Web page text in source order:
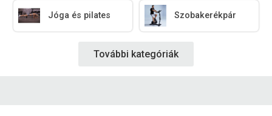
Jóga és pilates Szobakerékpár
További kategóriák